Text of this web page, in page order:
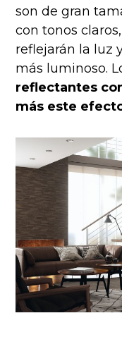
son de gran
con tonos
reflejarán la luz
más luminoso.
reflectantes
más este